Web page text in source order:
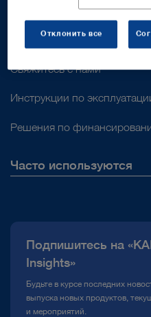
Поддержка
Свяжитесь с нами
Инструкции по
Решения по
Часто используются
Горячая линия по вопросам
Медиатека
Подпишитесь на
Insights»
Будьте в курсе последних
выпуска новых продуктов,
и мероприятий.
Отклонить все